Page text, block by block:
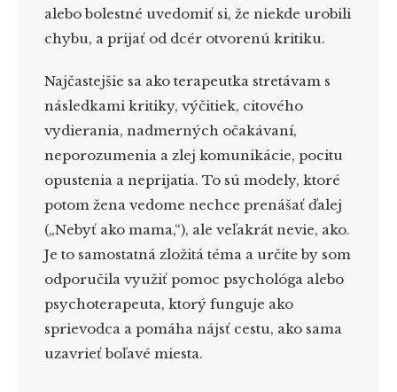
alebo bolestné uvedomiť si, že niekde urobili
chybu, a prijať od dcér otvorenú kritiku.
Najčastejšie sa ako terapeutka stretávam s
následkami kritiky, výčitiek, citového
vydierania, nadmerných očakávaní,
neporozumenia a zlej komunikácie, pocitu
opustenia a neprijatia. To sú modely, ktoré
potom žena vedome nechce prenášať ďalej
(„Nebyť ako mama,“), ale veľakrát nevie, ako.
Je to samostatná zložitá téma a určite by som
odporučila využiť pomoc psychológa alebo
psychoterapeuta, ktorý funguje ako
sprievodca a pomáha nájsť cestu, ako sama
uzavrieť boľavé miesta.